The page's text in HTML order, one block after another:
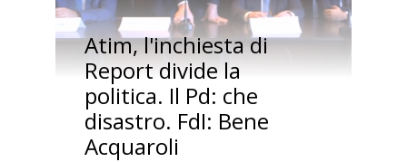
Atim, l'inchiesta di
Report divide la
politica. Il Pd: che
disastro. FdI: Bene
Acquaroli